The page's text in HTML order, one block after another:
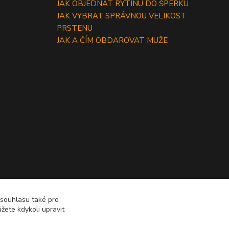
JAK OBJEDNAT RYTINU DO ŠPERKU
JAK VYBRAT SPRÁVNOU VELIKOST
PRSTENU
JAK A ČÍM OBDAROVAT MUŽE
také pro
kdykoli upravit